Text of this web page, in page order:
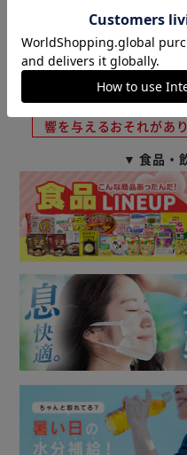
やさしい甘酸っぱさが楽し
酒です。
【梅酒ソーダ】
ダです。
■沖縄県と一部地域（離島
ます。予めご了承ください
■２０歳未満の方の飲酒は
は２０歳未満の方への酒類
20歳未満の飲酒は法
20歳以上であることを
売しません。
飲酒運転は法律で禁止
妊娠中や授乳期の飲酒
響を与えるおそれがあり
▼ 食品・